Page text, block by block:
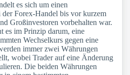
es sich um einen
Forex-Handel bis vor kurzem
Großinvestoren vorbehalten war.
es im Prinzip darum, eine
Wechselkurs gegen eine
immer zwei Währungen
wobei Trader auf eine Änderung
Die beiden Währungen